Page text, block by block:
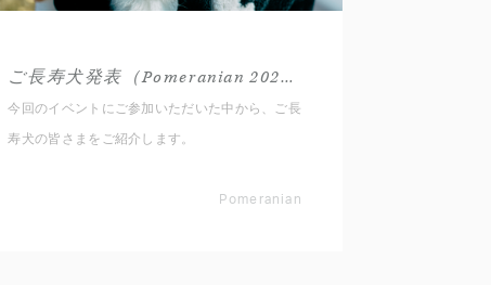
ご長寿犬発表（Pomeranian 2025秋）
今回のイベントにご参加いただいた中から、ご長
寿犬の皆さまをご紹介します。
Pomeranian